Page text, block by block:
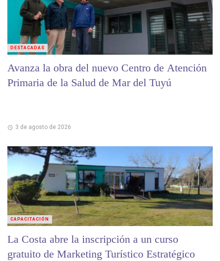
Avanza la obra del nuevo Centro de Atención
Primaria de la Salud de Mar del Tuyú
3 de agosto de 2026
DESTACADAS
La Costa abre la inscripción a un curso
gratuito de Marketing Turístico Estratégico
CAPACITACIÓN